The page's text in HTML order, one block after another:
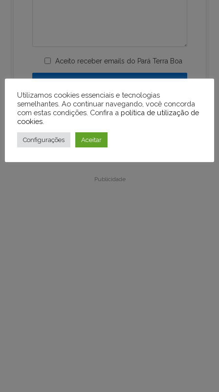
Aceito receber emails do Pará Terra Boa
Publicidade
Publicidade
Utilizamos cookies essenciais e tecnologias
semelhantes. Ao continuar navegando, você concorda
com estas condições. Confira a política de utilização de
cookies
Configurações Aceitar